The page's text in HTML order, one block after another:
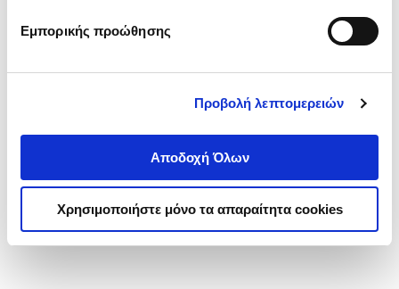
Εμπορικής προώθησης
Προβολή λεπτομερειών
Αποδοχή Όλων
Χρησιμοποιήστε μόνο τα απαραίτητα cookies